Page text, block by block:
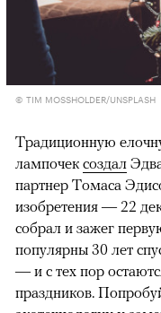
© TIM MOSSHOLDER/UNSPLASH
Традиционную
лампочек создал
партнер Томаса
изобретения — 22
собрал и зажег
популярны 30 лет
— и с тех пор
праздников.